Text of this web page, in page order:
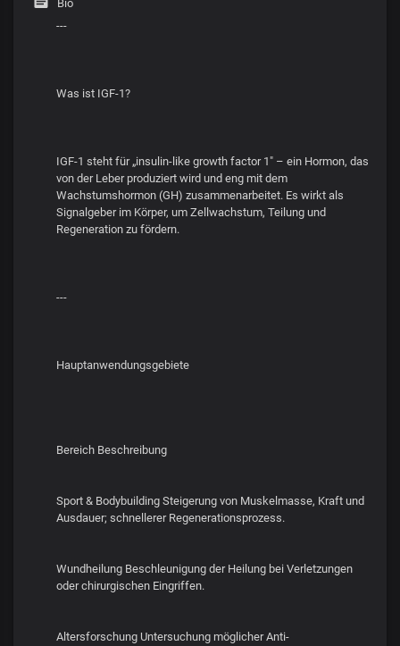
Bio
---
Was ist IGF-1?
IGF-1 steht für „insulin-like growth factor 1" – ein Hormon, das
von der Leber produziert wird und eng mit dem
Wachstumshormon (GH) zusammenarbeitet. Es wirkt als
Signalgeber im Körper, um Zellwachstum, Teilung und
Regeneration zu fördern.
---
Hauptanwendungsgebiete
Bereich Beschreibung
Sport & Bodybuilding Steigerung von Muskelmasse, Kraft und
Ausdauer; schnellerer Regenerationsprozess.
Wundheilung Beschleunigung der Heilung bei Verletzungen
oder chirurgischen Eingriffen.
Altersforschung Untersuchung möglicher Anti-